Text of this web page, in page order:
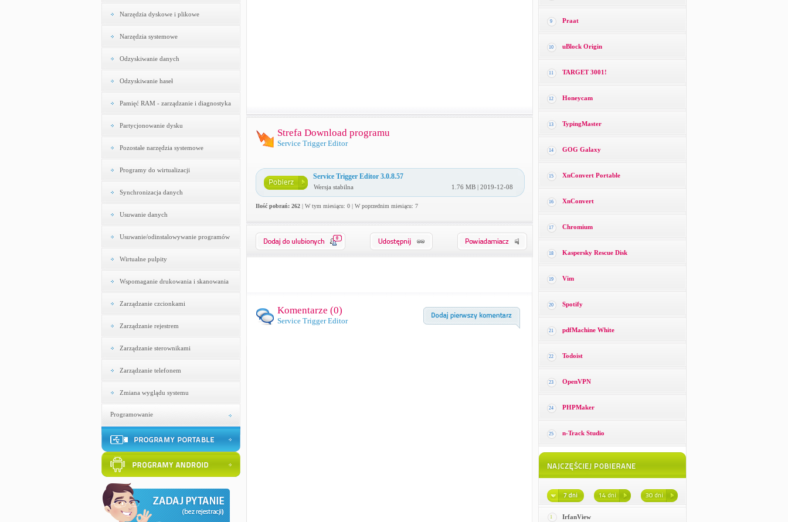
Narzędzia dyskowe i plikowe
Narzędzia systemowe
Odzyskiwanie danych
Odzyskiwanie haseł
Pamięć RAM - zarządzanie i diagnostyka
Partycjonowanie dysku
Pozostałe narzędzia systemowe
Programy do wirtualizacji
Synchronizacja danych
Usuwanie danych
Usuwanie/odinstalowywanie programów
Wirtualne pulpity
Wspomaganie drukowania i skanowania
Zarządzanie czcionkami
Zarządzanie rejestrem
Zarządzanie sterownikami
Zarządzanie telefonem
Zmiana wyglądu systemu
Programowanie
Strefa Download programu
Service Trigger Editor
Service Trigger Editor 3.0.8.57
Wersja stabilna 1.76 MB | 2019-12-08
Ilość pobrań: 262| W tym miesiącu: 0 | W poprzednim miesiącu: 7
0
Komentarze (0)
Service Trigger Editor
9 Praat
10 uBlock Origin
11 TARGET 3001!
12 Honeycam
13 TypingMaster
14 GOG Galaxy
15 XnConvert Portable
16 XnConvert
17 Chromium
18 Kaspersky Rescue Disk
19 Vim
20 Spotify
21 pdfMachine White
22 Todoist
23 OpenVPN
24 PHPMaker
25 n-Track Studio
1 IrfanView